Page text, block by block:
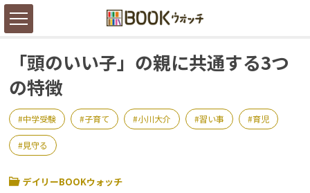
「頭のいい子」の親に共通する3つ
の特徴
中学受験 子育て 小川大介 習い事 育児
見守る
デイリーBOOKウォッチ